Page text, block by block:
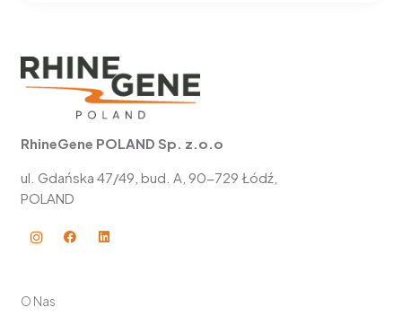
RhineGene POLAND Sp. z.o.o
ul. Gdańska 47/49, bud. A, 90-729 Łódź,
POLAND
O Nas